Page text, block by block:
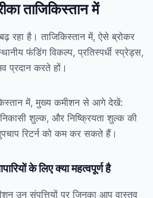
ताजिकिस्तान में
रहा है। ताजिकिस्तान में, ऐसे ब्रोकर
फंडिंग विकल्प, प्रतिस्पर्धी स्प्रेड्स,
प्रदान करते हों।
में, मुख्य कमीशन से आगे देखें:
शुल्क, और निष्क्रियता शुल्क की
रिटर्न को कम कर सकते हैं।
के लिए क्या महत्वपूर्ण है
उन संपत्तियों पर जिनका आप वास्तव